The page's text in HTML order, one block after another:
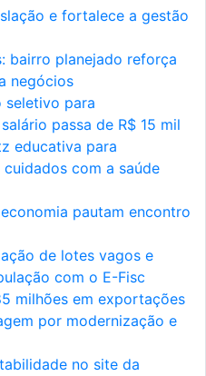
e fortalece a gestão
bairro planejado reforça
negócios
seletivo para
passa de R$ 15 mil
educativa para
com a saúde
pautam encontro
de lotes vagos e
com o E-Fisc
milhões em exportações
por modernização e
no site da